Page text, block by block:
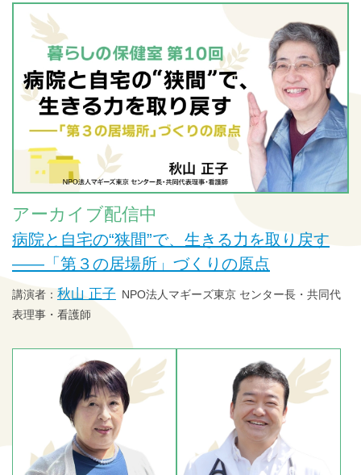
アーカイブ配信中
病院と自宅の“狭間”で、生きる力を取り戻す
——「第３の居場所」づくりの原点
秋山 正子 NPO法人マギーズ東京 センター長・共同代
表理事・看護師